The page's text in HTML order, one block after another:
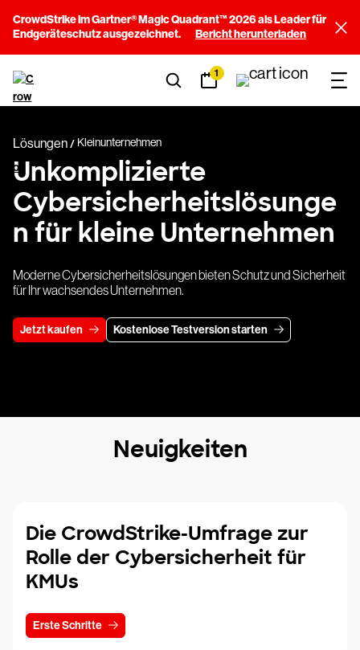
CrowdStrike im Gartner® Magic Quadrant™ 2026 als Leader für
Endgeräteschutz ausgezeichnet.
Bericht herunterladen
1
Lösungen Kleinunternehmen
Unkomplizierte
Cybersicherheitslösunge
n für kleine Unternehmen
Moderne Cybersicherheitslösungen bieten Schutz und Sicherheit
für Ihr wachsendes Unternehmen.
Jetzt kaufen Kostenlose Testversion starten
Neuigkeiten
Die CrowdStrike-Umfrage zur
Rolle der Cybersicherheit für
KMUs
Erste Schritte